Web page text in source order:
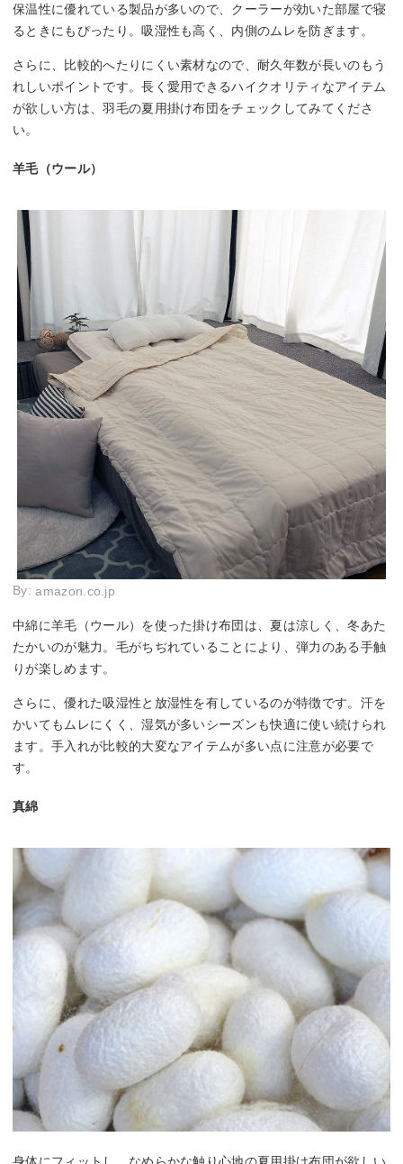
保温性に優れている製品が多いので、クーラーが効いた部屋で寝
るときにもぴったり。吸湿性も高く、内側のムレを防ぎます。
さらに、比較的へたりにくい素材なので、耐久年数が長いのもう
れしいポイントです。長く愛用できるハイクオリティなアイテム
が欲しい方は、羽毛の夏用掛け布団をチェックしてみてくださ
い。
羊毛（ウール）
By:amazon.co.jp
中綿に羊毛（ウール）を使った掛け布団は、夏は涼しく、冬あた
たかいのが魅力。毛がちぢれていることにより、弾力のある手触
りが楽しめます。
さらに、優れた吸湿性と放湿性を有しているのが特徴です。汗を
かいてもムレにくく、湿気が多いシーズンも快適に使い続けられ
ます。手入れが比較的大変なアイテムが多い点に注意が必要で
す。
真綿